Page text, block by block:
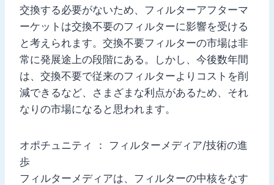
交換する必要がないため、フィルターアフターマ
ーケットは交換不要のフィルターに影響を受ける
と考えられます。交換不要フィルターの市場は非
常に発展途上の段階にある。しかし、今後数年間
は、交換不要で従来のフィルターよりコストを削
減できるなど、さまざまな利点があるため、それ
なりの市場になると思われます。
オポチュニティ ： フィルターメディア/技術の進
歩
フィルターメディアは、フィルターの中核をなす